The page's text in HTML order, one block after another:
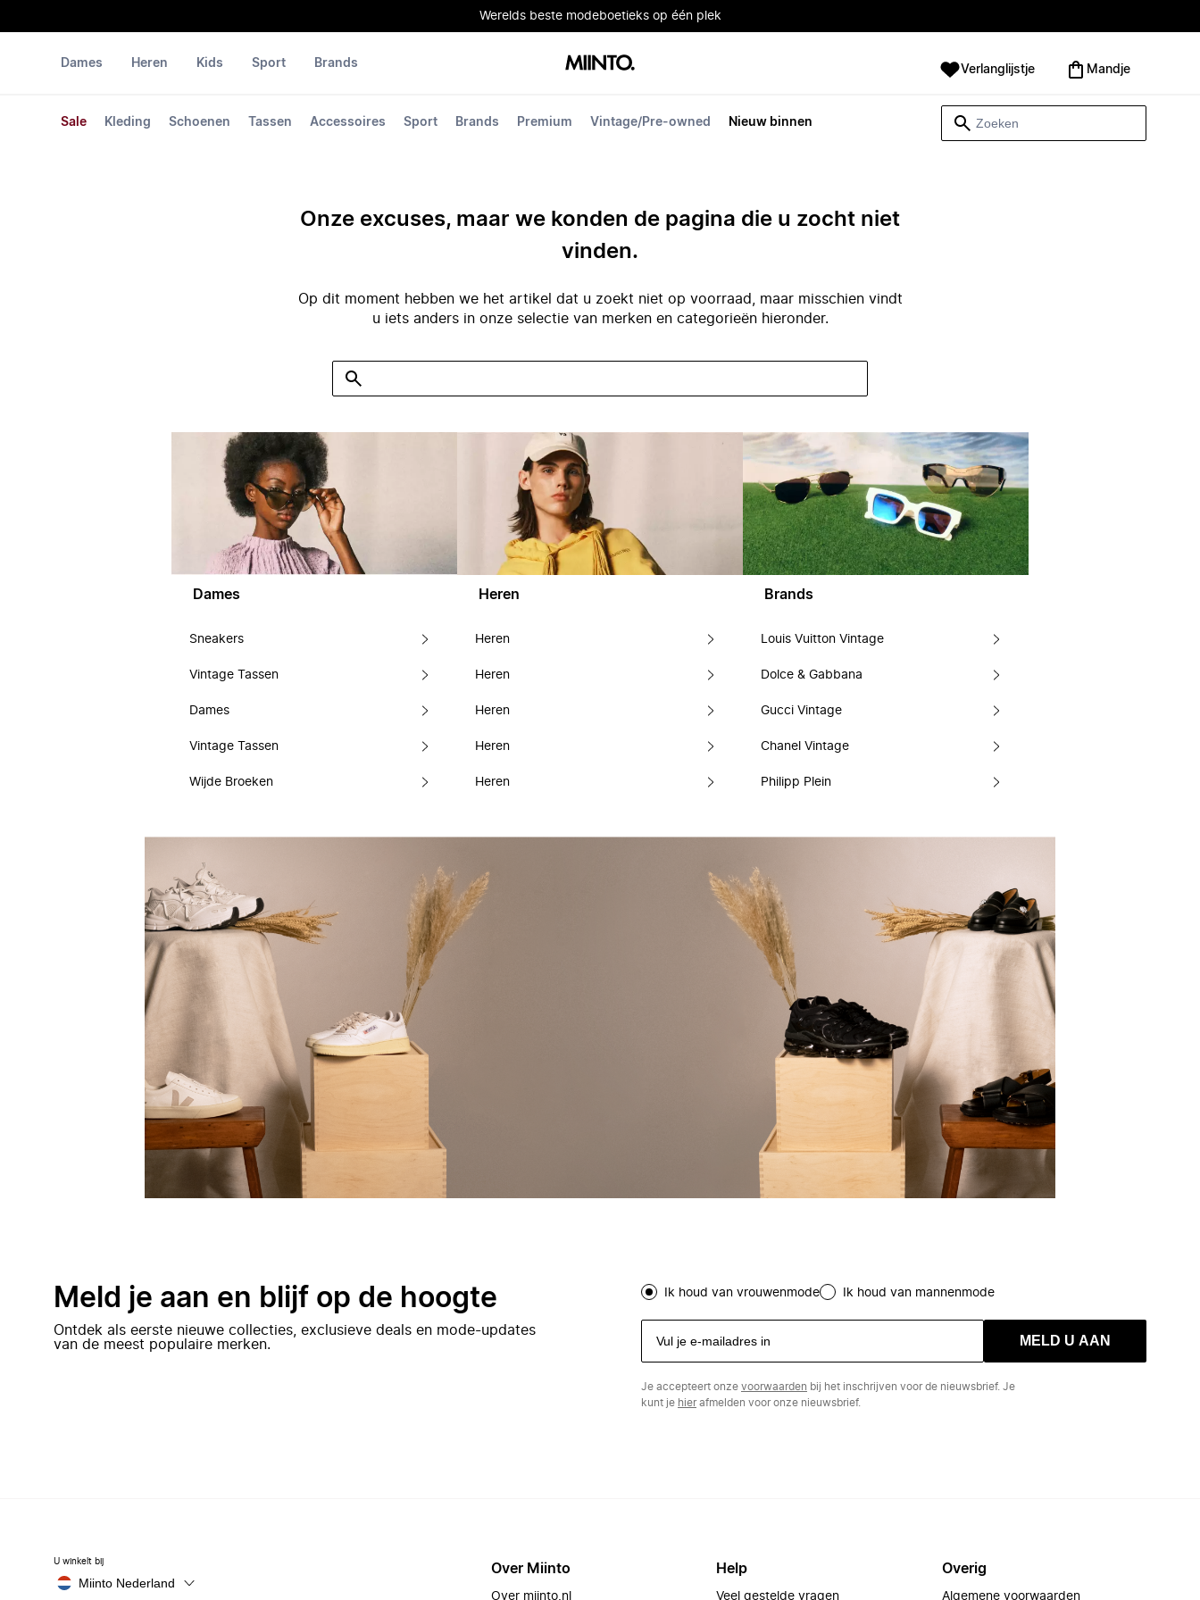
Werelds beste modeboetieks op één plek
Dames
Sale Kleding Schoenen Tassen Accessoires Sport Brands Premium Vintage/Pre-owned Nieuw binnen
Heren Kids Sport Brands Verlanglijstje Mandje
Onze excuses, maar we konden de pagina die u zocht niet
vinden.
Op dit moment hebben we het artikel dat u zoekt niet op voorraad, maar misschien vindt
u iets anders in onze selectie van merken en categorieën hieronder.
Dames
Sneakers
Vintage Tassen
Dames
Vintage Tassen
Wijde Broeken
Heren
Heren
Heren
Heren
Heren
Heren
Brands
Louis Vuitton Vintage
Dolce & Gabbana
Gucci Vintage
Chanel Vintage
Philipp Plein
Meld je aan en blijf op de hoogte
Ontdek als eerste nieuwe collecties, exclusieve deals en mode-updates
van de meest populaire merken.
Ik houd van vrouwenmode Ik houd van mannenmode
MELD U AAN
Je accepteert onze voorwaarden bij het inschrijven voor de nieuwsbrief. Je
kunt je hierafmelden voor onze nieuwsbrief.
U winkelt bij
Miinto Nederland
Over Miinto
Over miinto.nl
Help
Veel gestelde vragen
Overig
Algemene voorwaarden